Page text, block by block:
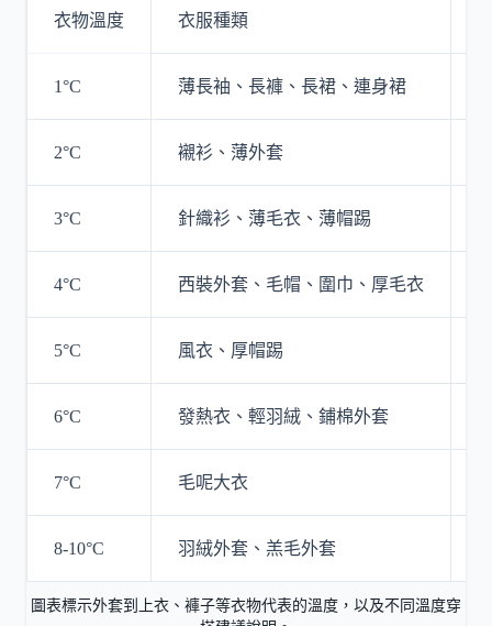
衣物溫度 衣服種類
1°C 薄長袖、長褲、長裙、連身裙
2°C 襯衫、薄外套
3°C 針織衫、薄毛衣、薄帽踢
4°C 西裝外套、毛帽、圍巾、厚毛衣
5°C 風衣、厚帽踢
6°C 發熱衣、輕羽絨、鋪棉外套
7°C 毛呢大衣
8-10°C 羽絨外套、羔毛外套
圖表標示外套到上衣、褲子等衣物代表的溫度，以及不同溫度穿